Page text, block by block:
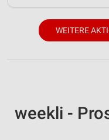
WEITERE
weekli -